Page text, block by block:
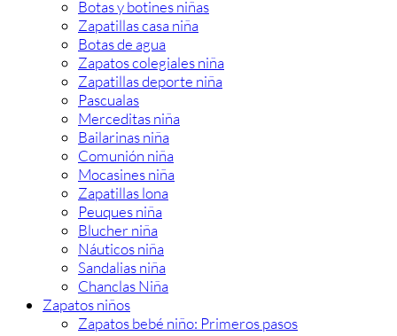
Botas y botines niñas
Zapatillas casa niña
Botas de agua
Zapatos colegiales niña
Zapatillas deporte niña
Pascualas
Merceditas niña
Bailarinas niña
Comunión niña
Mocasines niña
Zapatillas lona
Peuques niña
Blucher niña
Náuticos niña
Sandalias niña
Chanclas Niña
Zapatos niños
Zapatos bebé niño: Primeros pasos